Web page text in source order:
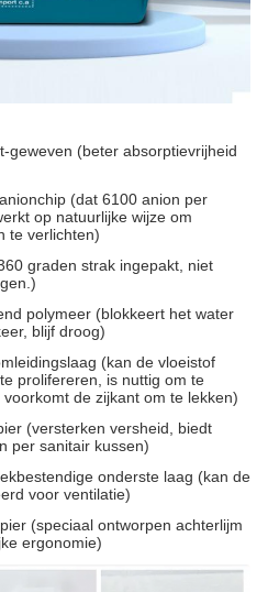
geweven (beter absorptievrijheid
(dat 6100 anion per
op natuurlijke wijze om
te verlichten)
graden strak ingepakt, niet
polymeer (blokkeert het water
blijf droog)
(kan de vloeistof
prolifereren, is nuttig om te
de zijkant om te lekken)
(versterken versheid, biedt
per sanitair kussen)
onderste laag (kan de
voor ventilatie)
(speciaal ontworpen achterlijm
ergonomie)